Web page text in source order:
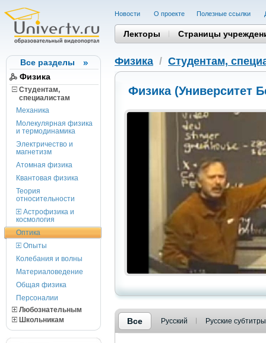
Все разделы
Физика
Студентам,
cпециалистам
Механика
Молекулярная физика
и термодинамика
Электричество и
магнетизм
Атомная физика
Квантовая физика
Теория
относительности
Астрофизика и
космология
Оптика
Опыты
Колебания и волны
Материаловедение
Общая физика
Персоналии
Любознательным
Школьникам
Новости О проекте Полезные cсылки
Лекторы Страницы
Физика / Студентам,
Физика (Университет
Все Русский Русские субтитры